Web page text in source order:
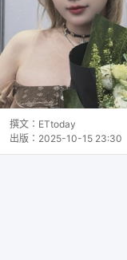
撰文： ETtoday
出版： 2025-10-15 23:30